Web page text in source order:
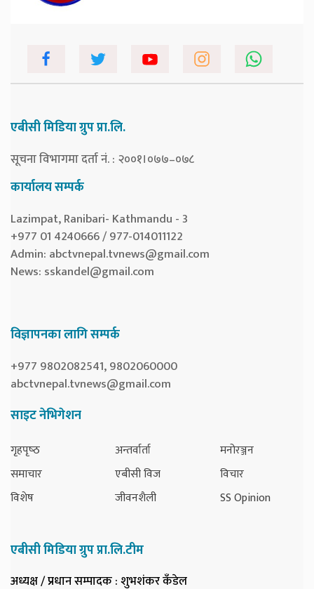
एबीसी मिडिया ग्रुप प्रा.लि.
सूचना विभागमा दर्ता नं. : २००१।०७७–०७८
कार्यालय सम्पर्क
Lazimpat, Ranibari- Kathmandu - 3
+977 01 4240666 / 977-014011122
Admin: abctvnepal.tvnews@gmail.com
News: sskandel@gmail.com
विज्ञापनका लागि सम्पर्क
+977 9802082541, 9802060000
abctvnepal.tvnews@gmail.com
साइट नेभिगेशन
गृहपृष्‍ठ
समाचार
विशेष
अन्तर्वार्ता
एबीसी विज
जीवनशैली
मनोरञ्जन
विचार
SS Opinion
एबीसी मिडिया ग्रुप प्रा.लि.टीम
अध्यक्ष / प्रधान सम्पादक: शुभशंकर कँडेल